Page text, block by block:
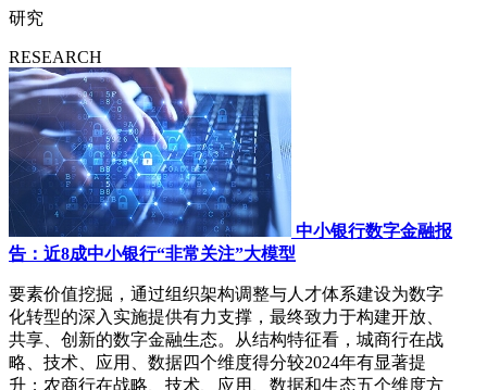
研究
RESEARCH
中小银行数字金融报
告：近8成中小银行“非常关注”大模型
要素价值挖掘，通过组织架构调整与人才体系建设为数字
化转型的深入实施提供有力支撑，最终致力于构建开放、
共享、创新的数字金融生态。从结构特征看，城商行在战
略、技术、应用、数据四个维度得分较2024年有显著提
升；农商行在战略、技术、应用、数据和生态五个维度方